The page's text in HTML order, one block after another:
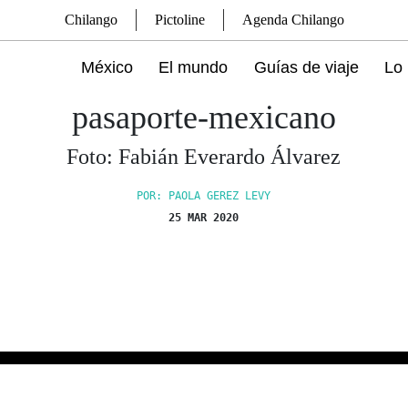
Chilango Pictoline Agenda Chilango
México El mundo Guías de viaje Lo
pasaporte-mexicano
Foto: Fabián Everardo Álvarez
POR: PAOLA GEREZ LEVY
25 MAR 2020